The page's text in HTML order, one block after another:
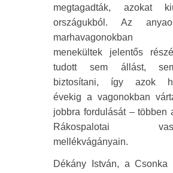
megtagadták, azokat
országukból. Az
marhavagonokban
menekültek jelentős
tudott sem állást,
biztosítani, így azok
évekig a vagonokban
jobbra fordulását – többen
Rákospalotai
mellékvágányain.
Dékány István, a Csonka